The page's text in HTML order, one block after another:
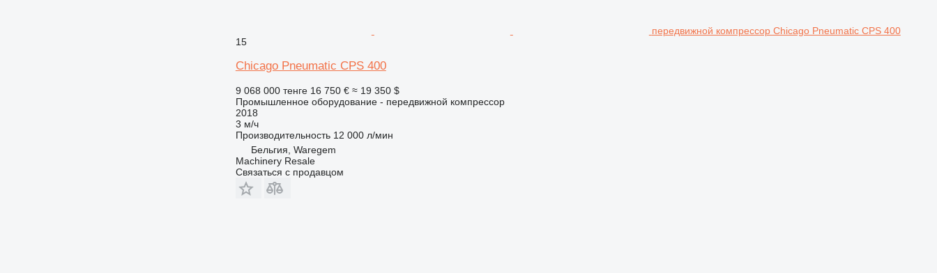
передвижной компрессор Chicago Pneumatic CPS 400
15
Chicago Pneumatic CPS 400
9 068 000 тенге 16 750 € ≈ 19 350 $
Промышленное оборудование - передвижной компрессор
2018
3 м/ч
Производительность 12 000 л/мин
Бельгия, Waregem
Machinery Resale
Связаться с продавцом